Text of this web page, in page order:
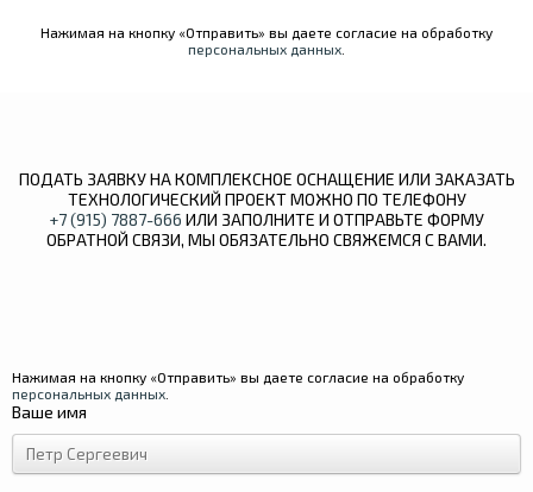
Нажимая на кнопку «Отправить» вы даете согласие на обработку
персональных данных
ПОДАТЬ ЗАЯВКУ НА КОМПЛЕКСНОЕ ОСНАЩЕНИЕ ИЛИ ЗАКАЗАТЬ
ТЕХНОЛОГИЧЕСКИЙ ПРОЕКТ МОЖНО ПО ТЕЛЕФОНУ
+7 (915) 7887-666 ИЛИ ЗАПОЛНИТЕ И ОТПРАВЬТЕ ФОРМУ
ОБРАТНОЙ СВЯЗИ, МЫ ОБЯЗАТЕЛЬНО СВЯЖЕМСЯ С ВАМИ.
Ваше имя
Нажимая на кнопку «Отправить» вы даете согласие на обработку
персональных данных